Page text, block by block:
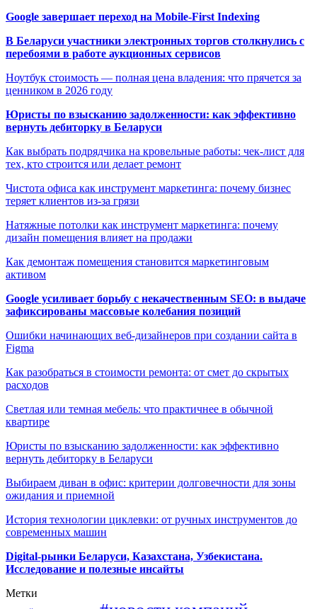
Google завершает переход на Mobile-First Indexing
В Беларуси участники электронных торгов столкнулись с
перебоями в работе аукционных сервисов
Ноутбук стоимость — полная цена владения: что прячется за
ценником в 2026 году
Юристы по взысканию задолженности: как эффективно
вернуть дебиторку в Беларуси
Как выбрать подрядчика на кровельные работы: чек-лист для
тех, кто строится или делает ремонт
Чистота офиса как инструмент маркетинга: почему бизнес
теряет клиентов из-за грязи
Натяжные потолки как инструмент маркетинга: почему
дизайн помещения влияет на продажи
Как демонтаж помещения становится маркетинговым
активом
Google усиливает борьбу с некачественным SEO: в выдаче
зафиксированы массовые колебания позиций
Ошибки начинающих веб-дизайнеров при создании сайта в
Figma
Как разобраться в стоимости ремонта: от смет до скрытых
расходов
Светлая или темная мебель: что практичнее в обычной
квартире
Юристы по взысканию задолженности: как эффективно
вернуть дебиторку в Беларуси
Выбираем диван в офис: критерии долговечности для зоны
ожидания и приемной
История технологии циклевки: от ручных инструментов до
современных машин
Digital-рынки Беларуси, Казахстана, Узбекистана.
Исследование и полезные инсайты
Метки